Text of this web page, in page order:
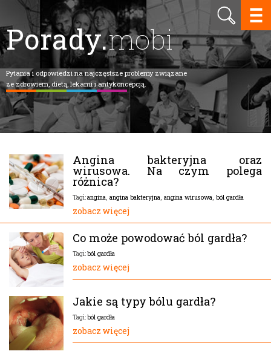
Porady.mobi
Pytania i odpowiedzi na najczęstsze problemy związane
ze zdrowiem, dietą, lekami i antykoncepcją.
Angina bakteryjna oraz
wirusowa. Na czym polega
różnica?
Tagi:angina, angina bakteryjna, angina wirusowa, ból gardła
zobacz więcej
Co może powodować ból gardła?
Tagi:ból gardła
zobacz więcej
Jakie są typy bólu gardła?
Tagi:ból gardła
zobacz więcej